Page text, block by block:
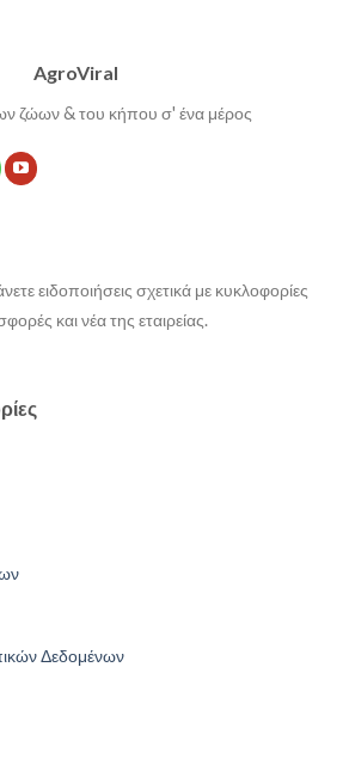
AgroViral
ζώων & του κήπου σ' ένα μέρος
Δεδομένων
ειδοποιήσεις σχετικά με κυκλοφορίες
και νέα της εταιρείας.